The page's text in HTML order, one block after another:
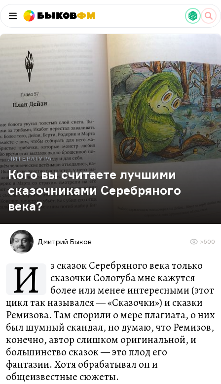
БыковФМ
ЛИТЕРАТУРА
Кого вы считаете лучшими
сказочниками Серебряного
века?
Дмитрий Быков >500
И
з сказок Серебряного века только
сказочки Сологуба мне кажутся
более или менее интересными (этот
цикл так назывался — «Сказочки») и сказки
Ремизова. Там спорили о мере плагиата, о них
был шумный скандал, но думаю, что Ремизов,
конечно, автор слишком оригинальной, и
большинство сказок — это плод его
фантазии. Хотя обрабатывал он и
общеизвестные сюжеты.